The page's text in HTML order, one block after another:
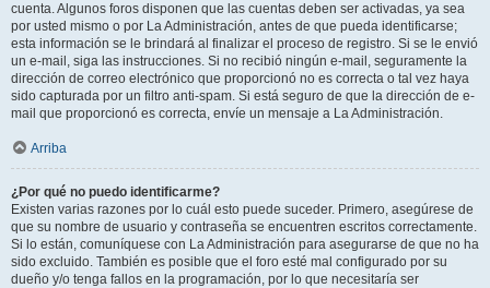
cuenta. Algunos foros disponen que las cuentas deben ser activadas, ya sea
por usted mismo o por La Administración, antes de que pueda identificarse;
esta información se le brindará al finalizar el proceso de registro. Si se le envió
un e-mail, siga las instrucciones. Si no recibió ningún e-mail, seguramente la
dirección de correo electrónico que proporcionó no es correcta o tal vez haya
sido capturada por un filtro anti-spam. Si está seguro de que la dirección de e-
mail que proporcionó es correcta, envíe un mensaje a La Administración.
Arriba
¿Por qué no puedo identificarme?
Existen varias razones por lo cuál esto puede suceder. Primero, asegúrese de
que su nombre de usuario y contraseña se encuentren escritos correctamente.
Si lo están, comuníquese con La Administración para asegurarse de que no ha
sido excluido. También es posible que el foro esté mal configurado por su
dueño y/o tenga fallos en la programación, por lo que necesitaría ser